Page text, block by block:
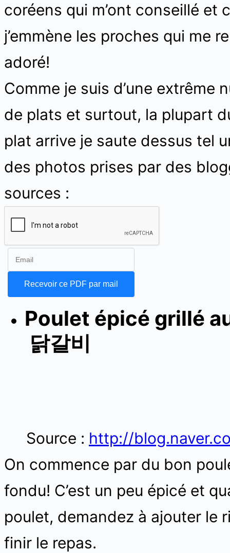
coréens qui m’ont conseillé et
j’emmène les proches qui me
adoré!
Comme je suis d’une extrême
de plats et surtout, la plupart
plat arrive je saute dessus tel
des photos prises par des
sources :
Poulet épicé grillé
닭갈비
Source : http://
On commence par du bon
fondu! C’est un peu épicé et
poulet, demandez à ajouter le
finir le repas.